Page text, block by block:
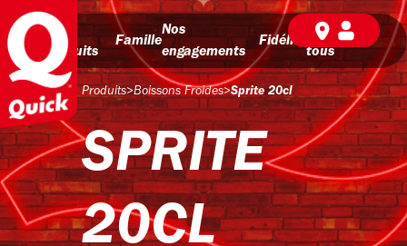
Nos
produits
Famille
Nos
engagements
Fidélité
BD pour
tous
Produits>Boissons Froides>Sprite 20cl
SPRITE
20CL